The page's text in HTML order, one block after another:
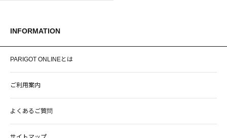
INFORMATION
PARIGOT ONLINEとは
ご利用案内
よくあるご質問